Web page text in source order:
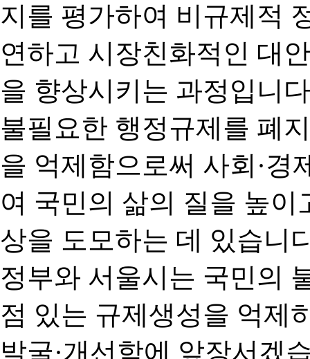
지를 평가하여 비규제적
연하고 시장친화적인 대
을 향상시키는 과정입니
불필요한 행정규제를 폐
을 억제함으로써 사회·경
여 국민의 삶의 질을 높
상을 도모하는 데 있습니
정부와 서울시는 국민의
점 있는 규제생성을 억제
발굴·개선함에 앞장서겠